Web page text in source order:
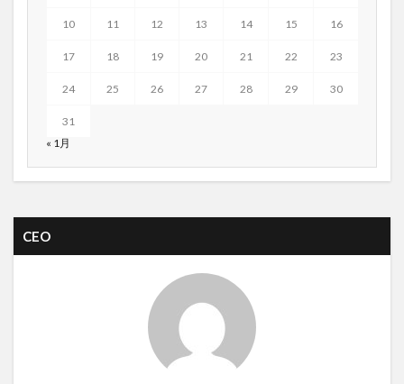
10 11 12 13 14 15 16
17 18 19 20 21 22 23
24 25 26 27 28 29 30
31
« 1月
CEO